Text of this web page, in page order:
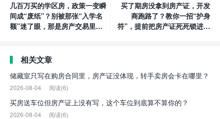
几百万买的学区房，政策一变瞬
间成“废纸”？别被那张“入学名
额”迷了眼，那是房产交易里最
买了期房没拿到房产证，开发
商跑路了？教你一招“护身
符”，提前把房产证死死锁进自
相关文章
储藏室只写在购房合同里，房产证没体现，转手卖房会卡在哪里？
2026-08-04 阅读(6)
买房送车位但房产证上没有写，这个车位到底算不算你的？
2026-08-04 阅读(6)